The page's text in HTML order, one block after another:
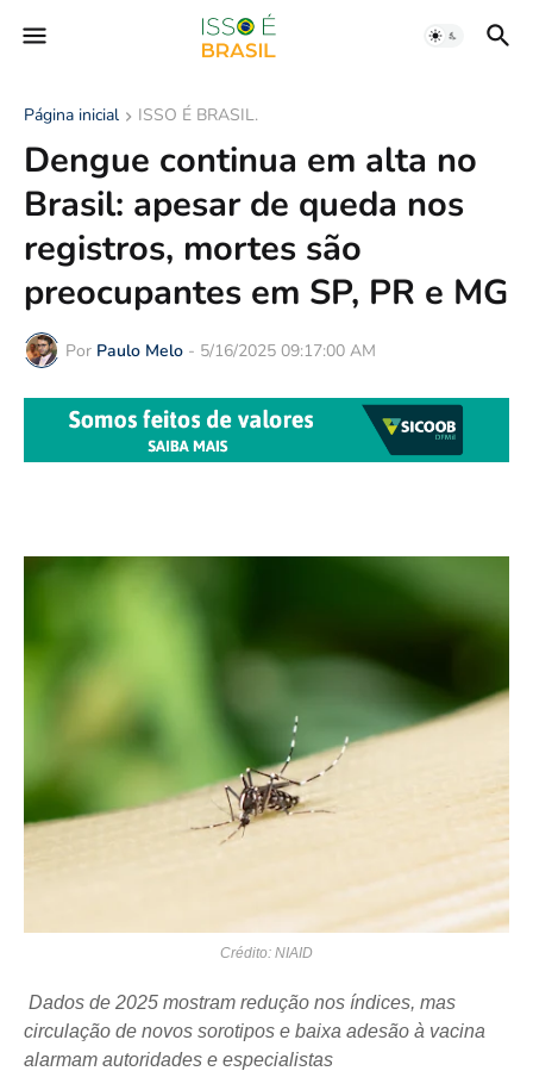
Página inicial ISSO É BRASIL.
Dengue continua em alta no
Brasil: apesar de queda nos
registros, mortes são
preocupantes em SP, PR e MG
Por Paulo Melo - 5/16/2025 09:17:00 AM
Crédito: NIAID
Dados de 2025 mostram redução nos índices, mas
circulação de novos sorotipos e baixa adesão à vacina
alarmam autoridades e especialistas